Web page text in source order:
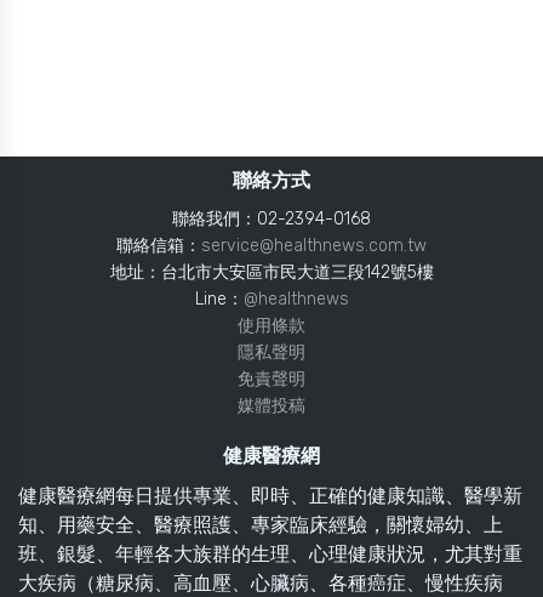
聯絡方式
聯絡我們：02-2394-0168
聯絡信箱： service@healthnews.com.tw
地址：台北市大安區市民大道三段142號5樓
Line： @healthnews
使用條款
隱私聲明
免責聲明
媒體投稿
健康醫療網
健康醫療網每日提供專業、即時、正確的健康知識、醫學新
知、用藥安全、醫療照護、專家臨床經驗，關懷婦幼、上
班、銀髮、年輕各大族群的生理、心理健康狀況，尤其對重
大疾病（糖尿病、高血壓、心臟病、各種癌症、慢性疾病